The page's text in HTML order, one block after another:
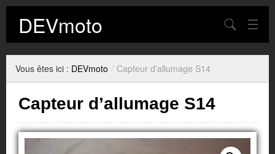
DEVmoto
Contact
Blog
Mon Compte
Panier
Chercher
Vous êtes ici : DEVmoto / Capteur d’allumage S14
Capteur d’allumage S14